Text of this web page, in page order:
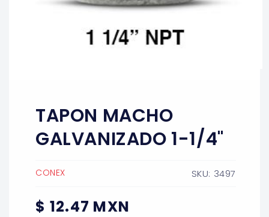
TAPON MACHO
GALVANIZADO 1-1/4"
CONEX SKU: 3497
Precio
$ 12.47 MXN